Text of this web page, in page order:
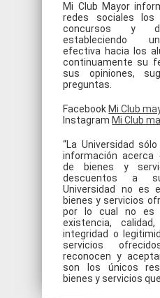
Mi Club Mayor
redes sociales los
concursos y
estableciendo
efectiva hacia los
continuamente su
sus opiniones,
preguntas.
Facebook Mi Club
Instagram Mi Club
“La Universidad
información acerca
de bienes y
descuentos a
Universidad no es
bienes y servicios
por lo cual no es
existencia,
integridad o
servicios
reconocen y
son los únicos
bienes y servicios